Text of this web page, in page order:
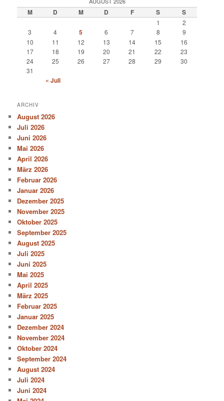
M D M D F S S
1
2
3
4 5 6 7 8
9
10
11 12 13 14 15
16
17
18 19 20 21 22
23
24
25 26 27 28 29
30
31
« Juli
ARCHIV
August 2026
Juli 2026
Juni 2026
Mai 2026
April 2026
März 2026
Februar 2026
Januar 2026
Dezember 2025
November 2025
Oktober 2025
September 2025
August 2025
Juli 2025
Juni 2025
Mai 2025
April 2025
März 2025
Februar 2025
Januar 2025
Dezember 2024
November 2024
Oktober 2024
September 2024
August 2024
Juli 2024
Juni 2024